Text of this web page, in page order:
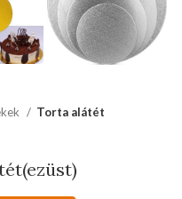
Torta alátét